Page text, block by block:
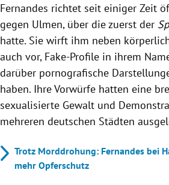
Fernandes richtet seit einiger Zeit
gegen Ulmen, über die zuerst der
hatte. Sie wirft ihm neben
auch vor, Fake-Profile in ihrem
darüber pornografische
haben. Ihre Vorwürfe hatten eine
sexualisierte Gewalt und
mehreren deutschen Städten
Trotz Morddrohung: Fernandes bei
mehr Opferschutz